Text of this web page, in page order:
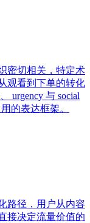
密切相关，特定术
观看到下单的转化
urgency 与 social
的表达框架。
路径，用户从内容
接决定流量价值的